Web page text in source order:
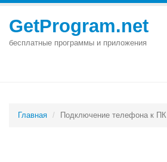
GetProgram.net
бесплатные программы и приложения
Главная Подключение телефона к ПК